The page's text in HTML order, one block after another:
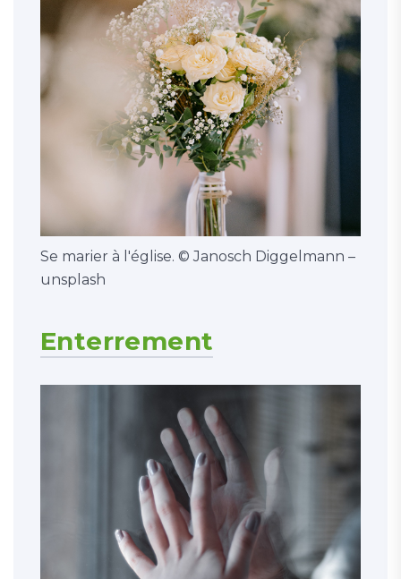
Se marier à l'église. © Janosch Diggelmann –
unsplash
Enterrement